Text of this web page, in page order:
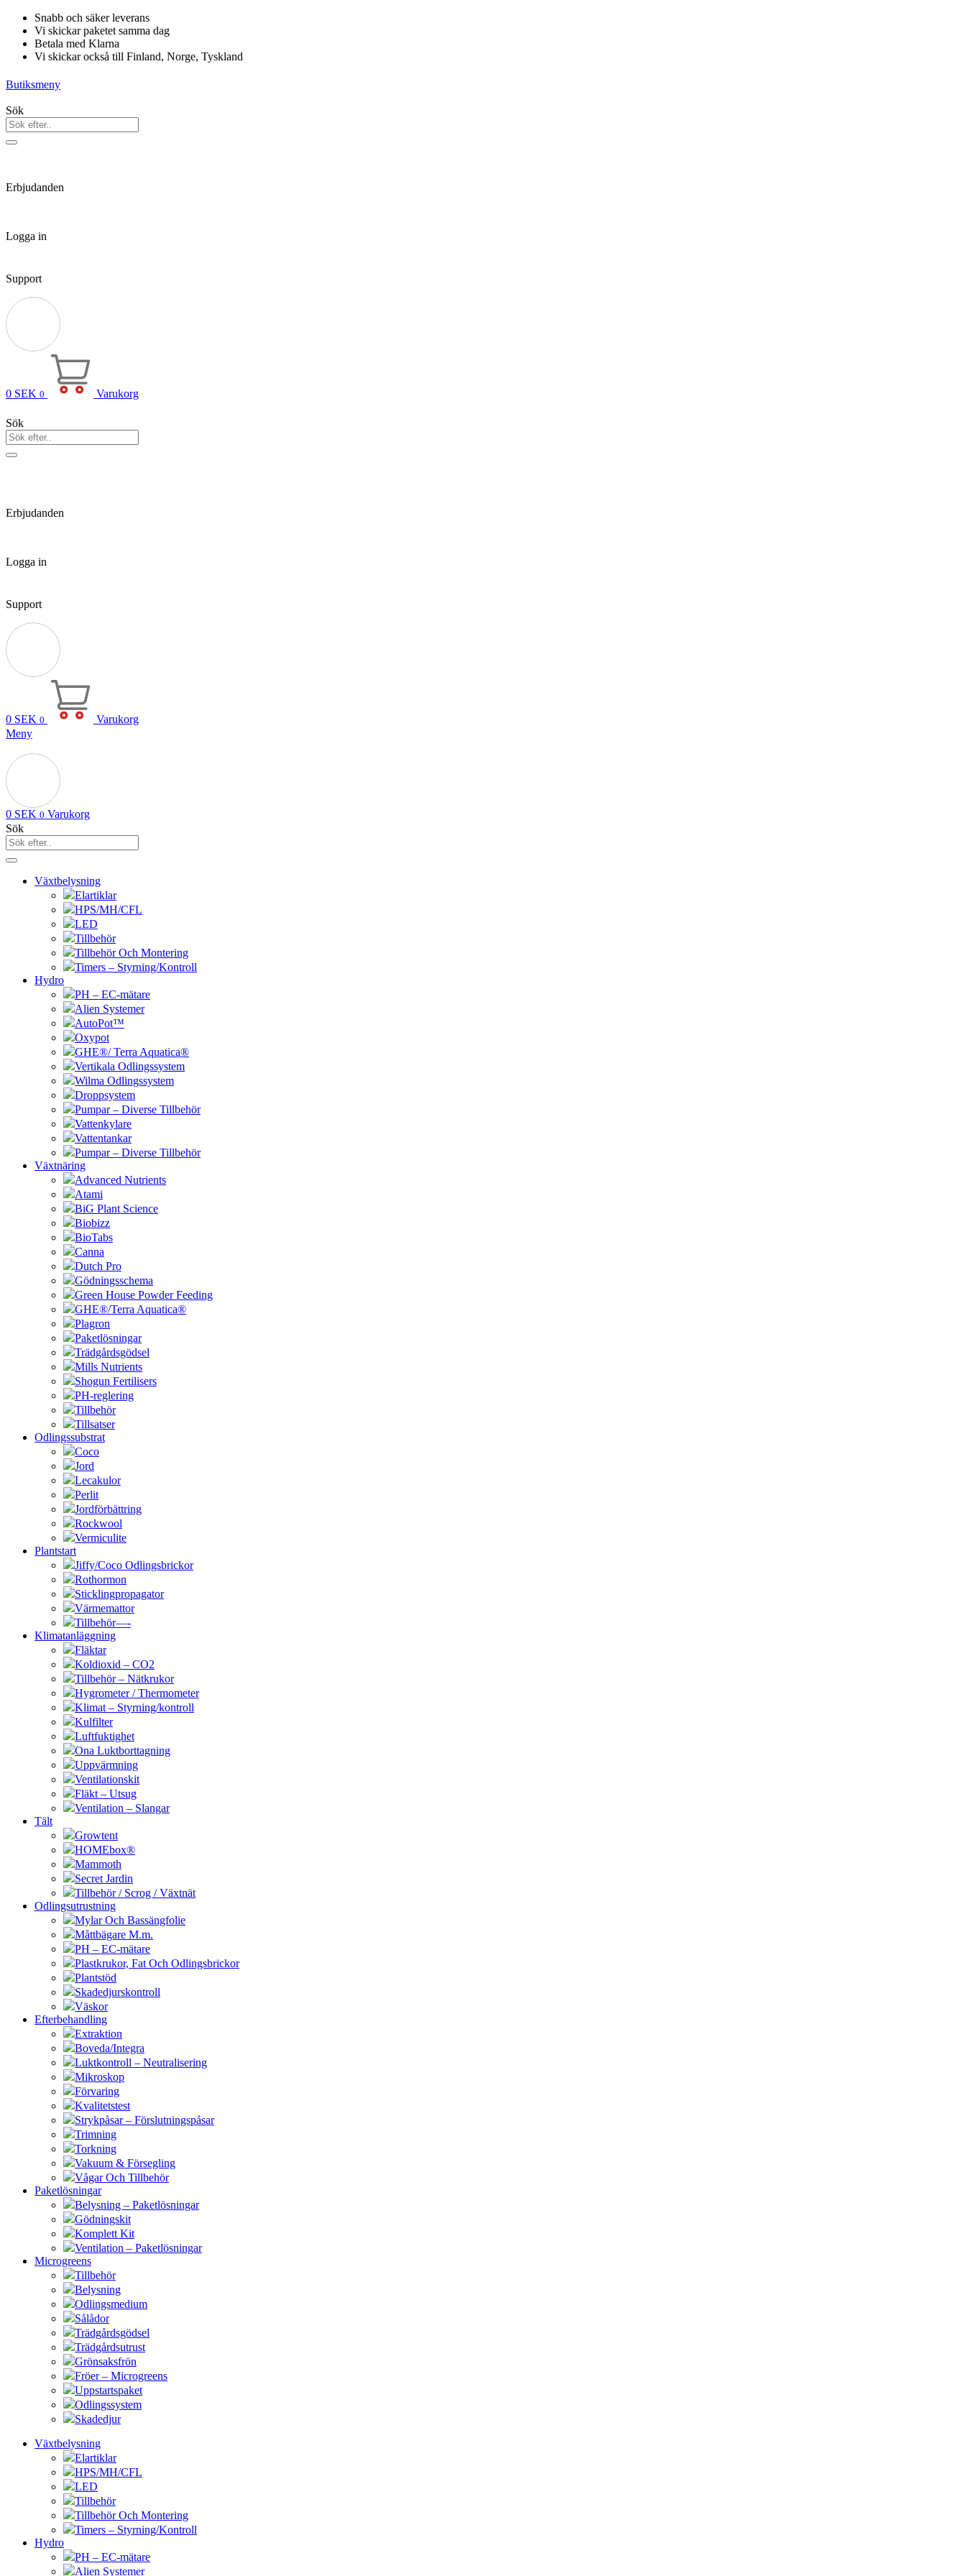
Hoppa
innehåll
Snabb och säker leverans
Vi skickar paketet samma dag
Betala med Klarna
Vi skickar också till Finland, Norge, Tyskland
Butiksmeny
Sök
Erbjudanden
Logga in
Support
0 SEK 0 Varukorg
Sök
Erbjudanden
Logga in
Support
0 SEK 0
Varukorg
Meny
0 SEK 0 Varukorg
Sök
Växtbelysning
Elartiklar
HPS/MH/CFL
LED
Tillbehör
Tillbehör Och Montering
Timers – Styrning/Kontroll
Hydro
PH – EC-mätare
Alien Systemer
AutoPot™
Oxypot
GHE®/ Terra Aquatica®
Vertikala Odlingssystem
Wilma Odlingssystem
Droppsystem
Pumpar – Diverse Tillbehör
Vattenkylare
Vattentankar
Pumpar – Diverse Tillbehör
Växtnäring
Advanced Nutrients
Atami
BiG Plant Science
Biobizz
BioTabs
Canna
Dutch Pro
Gödningsschema
Green House Powder Feeding
GHE®/Terra Aquatica®
Plagron
Paketlösningar
Trädgårdsgödsel
Mills Nutrients
Shogun Fertilisers
PH-reglering
Tillbehör
Tillsatser
Odlingssubstrat
Coco
Jord
Lecakulor
Perlit
Jordförbättring
Rockwool
Vermiculite
Plantstart
Jiffy/Coco Odlingsbrickor
Rothormon
Sticklingpropagator
Värmemattor
Tillbehör—-
Klimatanläggning
Fläktar
Koldioxid – CO2
Tillbehör – Nätkrukor
Hygrometer / Thermometer
Klimat – Styrning/kontroll
Kulfilter
Luftfuktighet
Ona Luktborttagning
Uppvärmning
Ventilationskit
Fläkt – Utsug
Ventilation – Slangar
Tält
Growtent
HOMEbox®
Mammoth
Secret Jardin
Tillbehör / Scrog / Växtnät
Odlingsutrustning
Mylar Och Bassängfolie
Måttbägare M.m.
PH – EC-mätare
Plastkrukor, Fat Och Odlingsbrickor
Plantstöd
Skadedjurskontroll
Väskor
Efterbehandling
Extraktion
Boveda/Integra
Luktkontroll – Neutralisering
Mikroskop
Förvaring
Kvalitetstest
Strykpåsar – Förslutningspåsar
Trimning
Torkning
Vakuum & Försegling
Vågar Och Tillbehör
Paketlösningar
Belysning – Paketlösningar
Gödningskit
Komplett Kit
Ventilation – Paketlösningar
Microgreens
Tillbehör
Belysning
Odlingsmedium
Sålådor
Trädgårdsgödsel
Trädgårdsutrust
Grönsaksfrön
Fröer – Microgreens
Uppstartspaket
Odlingssystem
Skadedjur
Växtbelysning
Elartiklar
HPS/MH/CFL
LED
Tillbehör
Tillbehör Och Montering
Timers – Styrning/Kontroll
Hydro
PH – EC-mätare
Alien Systemer